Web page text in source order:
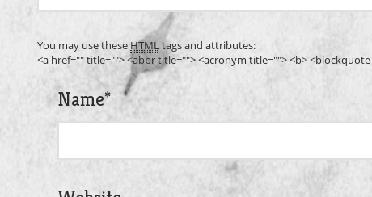
You may use these HTMLtags and attributes:
<a href="" title=""> <abbr title=""> <acronym title=""> <b>
Name*